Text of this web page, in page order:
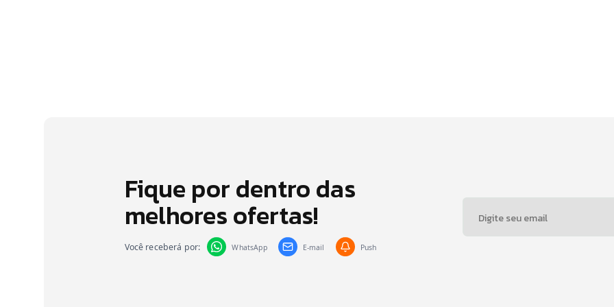
Fique por dentro das
melhores ofertas!
Você receberá por: WhatsApp E-mail Push